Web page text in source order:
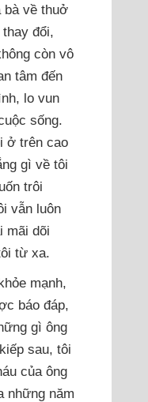
bà về thuở
đổi,
còn vô
tâm đến
lo vun
sống.
ở trên cao
gì về tôi
trôi
vẫn luôn
mãi dõi
từ xa.
mạnh,
báo đáp,
gì ông
sau, tôi
của ông
những năm